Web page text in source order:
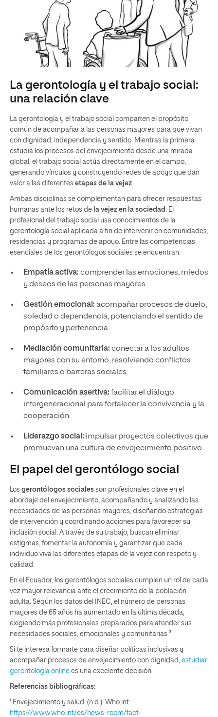
La gerontología y el trabajo social:
una relación clave
La gerontología y el trabajo social comparten el propósito
común de acompañar a las personas mayores para que vivan
con dignidad, independencia y sentido. Mientras la primera
estudia los procesos del envejecimiento desde una mirada
global, el trabajo social actúa directamente en el campo,
generando vínculos y construyendo redes de apoyo que dan
valor a las diferentes etapas de la vejez.
Ambas disciplinas se complementan para ofrecer respuestas
humanas ante los retos de la vejez en la sociedad . El
profesional del trabajo social usa conocimientos de la
gerontología social aplicada a fin de intervenir en comunidades,
residencias y programas de apoyo. Entre las competencias
esenciales de los gerontólogos sociales se encuentran:
Empatía activa: comprender las emociones, miedos
y deseos de las personas mayores.
Gestión emocional: acompañar procesos de duelo,
soledad o dependencia, potenciando el sentido de
propósito y pertenencia.
Mediación comunitaria: conectar a los adultos
mayores con su entorno, resolviendo conflictos
familiares o barreras sociales.
Comunicación asertiva: facilitar el diálogo
intergeneracional para fortalecer la convivencia y la
cooperación.
Liderazgo social: impulsar proyectos colectivos que
promuevan una cultura de envejecimiento positivo.
El papel del gerontólogo social
Los gerontólogos sociales son profesionales clave en el
abordaje del envejecimiento, acompañando y analizando las
necesidades de las personas mayores, diseñando estrategias
de intervención y coordinando acciones para favorecer su
inclusión social. A través de su trabajo, buscan eliminar
estigmas, fomentar la autonomía y garantizar que cada
individuo viva las diferentes etapas de la vejez con respeto y
calidad.
En el Ecuador, los gerontólogos sociales cumplen un rol de cada
vez mayor relevancia ante el crecimiento de la población
adulta. Según los datos del INEC, el número de personas
mayores de 65 años ha aumentado en la última década,
exigiendo más profesionales preparados para atender sus
necesidades sociales, emocionales y comunitarias.³
Si te interesa formarte para diseñar políticas inclusivas y
acompañar procesos de envejecimiento con dignidad, estudiar
gerontología online es una excelente decisión.
Referencias bibliográficas:
¹ Envejecimiento y salud. (n.d.). Who.int.
https://www.who.int/es/news-room/fact-